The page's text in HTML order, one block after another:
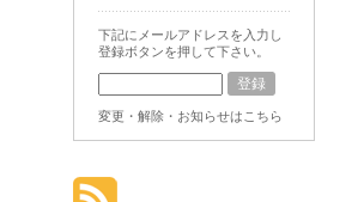
下記にメールアドレスを入力し
登録ボタンを押して下さい。
変更・解除・お知らせはこちら